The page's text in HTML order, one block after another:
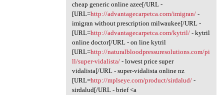
cheap generic online azee[/URL -
[URL=http://advantagecarpetca.com/imigran/-
imigran without prescription milwaukee[/URL -
[URL=http://advantagecarpetca.com/kytril/- kytril
online doctor[/URL - on line kytril
[URL=http://naturalbloodpressuresolutions.com/pi
ll/super-vidalista/- lowest price super
vidalista[/URL - super-vidalista online nz
[URL=http://mplseye.com/product/sirdalud/-
sirdalud[/URL - brief <a